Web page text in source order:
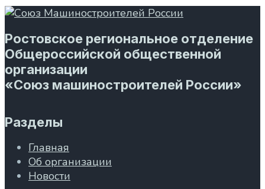
Ростовское региональное отделение
Общероссийской общественной
организации
«Союз машиностроителей России»
Разделы
Главная
Об организации
Новости